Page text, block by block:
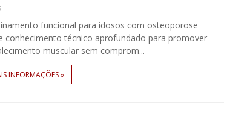
funcional para idosos com osteoporose
conhecimento técnico aprofundado para promover
muscular sem comprom...
INFORMAÇÕES »